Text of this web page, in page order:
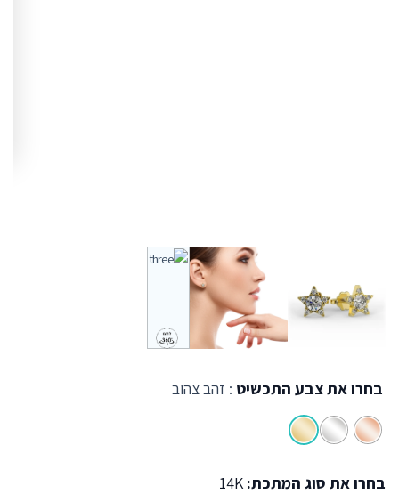
בחרו את צבע התכשיט : זהב צהוב
בחרו את סוג המתכת:14K